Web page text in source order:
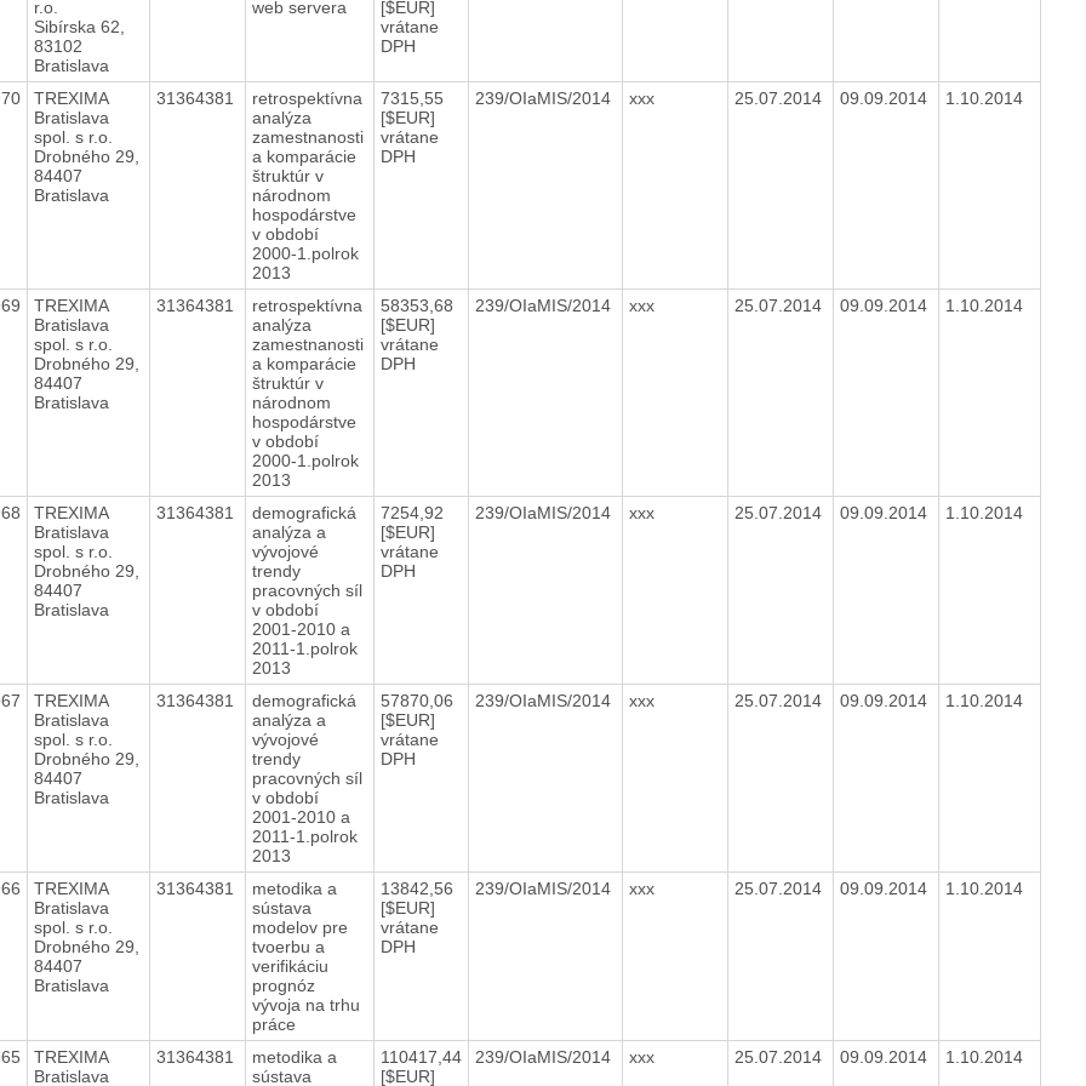
r.o.
Sibírska 62,
83102
Bratislava
web servera
[$EUR]
vrátane
DPH
TREXIMA
Bratislava
spol. s r.o.
Drobného 29,
84407
Bratislava
31364381
retrospektívna
analýza
zamestnanosti
a komparácie
štruktúr v
národnom
hospodárstve
v období
2000-1.polrok
2013
7315,55
[$EUR]
vrátane
DPH
239/OIaMIS/2014 xxx 25.07.2014 09.09.2014 1.10.2014
TREXIMA
Bratislava
spol. s r.o.
Drobného 29,
84407
Bratislava
31364381
retrospektívna
analýza
zamestnanosti
a komparácie
štruktúr v
národnom
hospodárstve
v období
2000-1.polrok
2013
58353,68
[$EUR]
vrátane
DPH
239/OIaMIS/2014 xxx 25.07.2014 09.09.2014 1.10.2014
TREXIMA
Bratislava
spol. s r.o.
Drobného 29,
84407
Bratislava
31364381
demografická
analýza a
vývojové
trendy
pracovných síl
v období
2001-2010 a
2011-1.polrok
2013
7254,92
[$EUR]
vrátane
DPH
239/OIaMIS/2014 xxx 25.07.2014 09.09.2014 1.10.2014
TREXIMA
Bratislava
spol. s r.o.
Drobného 29,
84407
Bratislava
31364381
demografická
analýza a
vývojové
trendy
pracovných síl
v období
2001-2010 a
2011-1.polrok
2013
57870,06
[$EUR]
vrátane
DPH
239/OIaMIS/2014 xxx 25.07.2014 09.09.2014 1.10.2014
TREXIMA
Bratislava
spol. s r.o.
Drobného 29,
84407
Bratislava
31364381
metodika a
sústava
modelov pre
tvoerbu a
verifikáciu
prognóz
vývoja na trhu
práce
13842,56
[$EUR]
vrátane
DPH
239/OIaMIS/2014 xxx 25.07.2014 09.09.2014 1.10.2014
TREXIMA
Bratislava
31364381
metodika a
sústava
110417,44
[$EUR]
239/OIaMIS/2014 xxx 25.07.2014 09.09.2014 1.10.2014